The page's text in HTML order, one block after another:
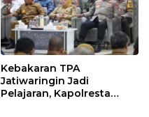
Kebakaran TPA
Jatiwaringin Jadi
Pelajaran, Kapolresta